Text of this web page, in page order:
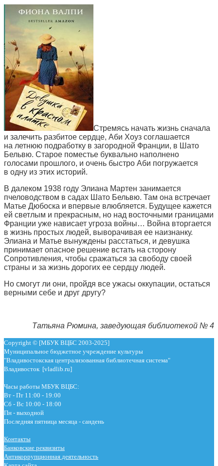
Стремясь начать жизнь сначала
и залечить разбитое сердце, Аби Хоуз соглашается
на летнюю подработку в загородной Франции, в Шато
Бельвю. Старое поместье буквально наполнено
голосами прошлого, и очень быстро Аби погружается
в одну из этих историй.
В далеком 1938 году Элиана Мартен занимается
пчеловодством в садах Шато Бельвю. Там она встречает
Матье Дюбоска и впервые влюбляется. Будущее кажется
ей светлым и прекрасным, но над восточными границами
Франции уже нависает угроза войны… Война вторгается
в жизнь простых людей, выворачивая ее наизнанку.
Элиана и Матье вынуждены расстаться, и девушка
принимает опасное решение встать на сторону
Сопротивления, чтобы сражаться за свободу своей
страны и за жизнь дорогих ее сердцу людей.
Но смогут ли они, пройдя все ужасы оккупации, остаться
верными себе и друг другу?
Татьяна Рюмина, заведующая библиотекой № 4
Copyright © [МБУК ВЦБС 2003-2025]
Муниципальное бюджетное учреждение культуры
"Владивостокская централизованная библиотечная система"
Владивосток [vladlib.ru]
Часы работы МБУК ВЦБС:
Вт - Пт 11:00 - 19:00
Сб - Вс 10:00 - 18:00
Пн - выходной
Последняя пятница месяца - сандень
Контакты
Банковские реквизиты
Антикоррупционная деятельность